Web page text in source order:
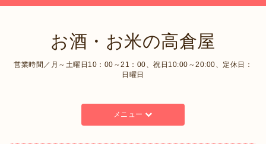
お酒・お米の高倉屋
営業時間／月～土曜日10：00～21：00、祝日10:00～20:00、定休日：
日曜日
メニュー